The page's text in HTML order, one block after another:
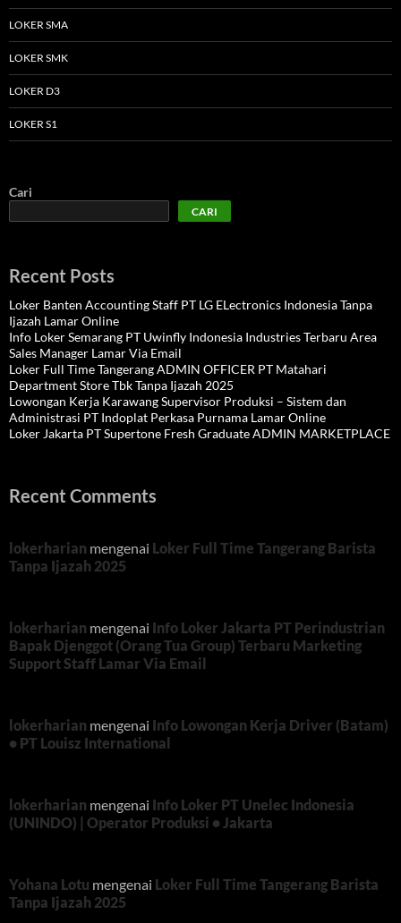
LOKER SMA
LOKER SMK
LOKER D3
LOKER S1
Cari
CARI
Recent Posts
Loker Banten Accounting Staff PT LG ELectronics Indonesia Tanpa
Ijazah Lamar Online
Info Loker Semarang PT Uwinfly Indonesia Industries Terbaru Area
Sales Manager Lamar Via Email
Loker Full Time Tangerang ADMIN OFFICER PT Matahari
Department Store Tbk Tanpa Ijazah 2025
Lowongan Kerja Karawang Supervisor Produksi – Sistem dan
Administrasi PT Indoplat Perkasa Purnama Lamar Online
Loker Jakarta PT Supertone Fresh Graduate ADMIN MARKETPLACE
Recent Comments
lokerharian mengenai Loker Full Time Tangerang Barista
Tanpa Ijazah 2025
lokerharian mengenai Info Loker Jakarta PT Perindustrian
Bapak Djenggot (Orang Tua Group) Terbaru Marketing
Support Staff Lamar Via Email
lokerharian mengenai Info Lowongan Kerja Driver (Batam)
• PT Louisz International
lokerharian mengenai Info Loker PT Unelec Indonesia
(UNINDO) | Operator Produksi • Jakarta
Yohana Lotu mengenai Loker Full Time Tangerang Barista
Tanpa Ijazah 2025